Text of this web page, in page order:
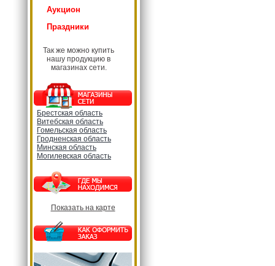
Аукцион
Праздники
Так же можно купить
нашу продукцию в
магазинах сети.
Брестская область
Витебская область
Гомельская область
Гродненская область
Минская область
Могилевская область
Показать на карте